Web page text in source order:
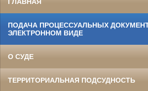
ПОДАЧА ПРОЦЕССУАЛЬНЫХ
ЭЛЕКТРОННОМ ВИДЕ
О СУДЕ
ТЕРРИТОРИАЛЬНАЯ ПОДСУДНОСТЬ